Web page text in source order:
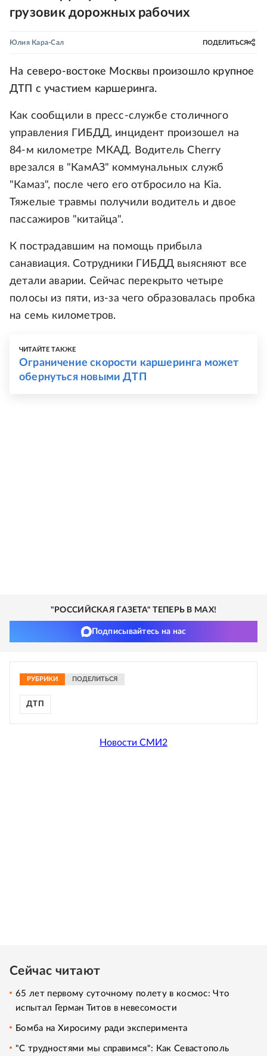
грузовик дорожных рабочих
Юлия Кара-Сал ПОДЕЛИТЬСЯ
На северо-востоке Москвы произошло крупное
ДТП с участием каршеринга.
Как сообщили в пресс-службе столичного
управления ГИБДД, инцидент произошел на
84-м километре МКАД. Водитель Cherry
врезался в "КамАЗ" коммунальных служб
"Камаз", после чего его отбросило на Kia.
Тяжелые травмы получили водитель и двое
пассажиров "китайца".
К пострадавшим на помощь прибыла
санавиация. Сотрудники ГИБДД выясняют все
детали аварии. Сейчас перекрыто четыре
полосы из пяти, из-за чего образовалась пробка
на семь километров.
ЧИТАЙТЕ ТАКЖЕ
Ограничение скорости каршеринга может
обернуться новыми ДТП
"РОССИЙСКАЯ ГАЗЕТА" ТЕПЕРЬ В MAX!
Подписывайтесь на нас
РУБРИКИ ПОДЕЛИТЬСЯ
ДТП
Новости СМИ2
Сейчас читают
65 лет первому суточному полету в космос: Что
испытал Герман Титов в невесомости
Бомба на Хиросиму ради эксперимента
"С трудностями мы справимся": Как Севастополь